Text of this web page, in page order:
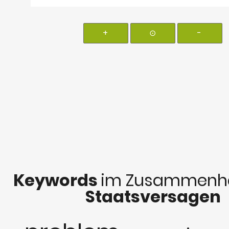
+ ⊙ -
Keywords im
Staatsversagen